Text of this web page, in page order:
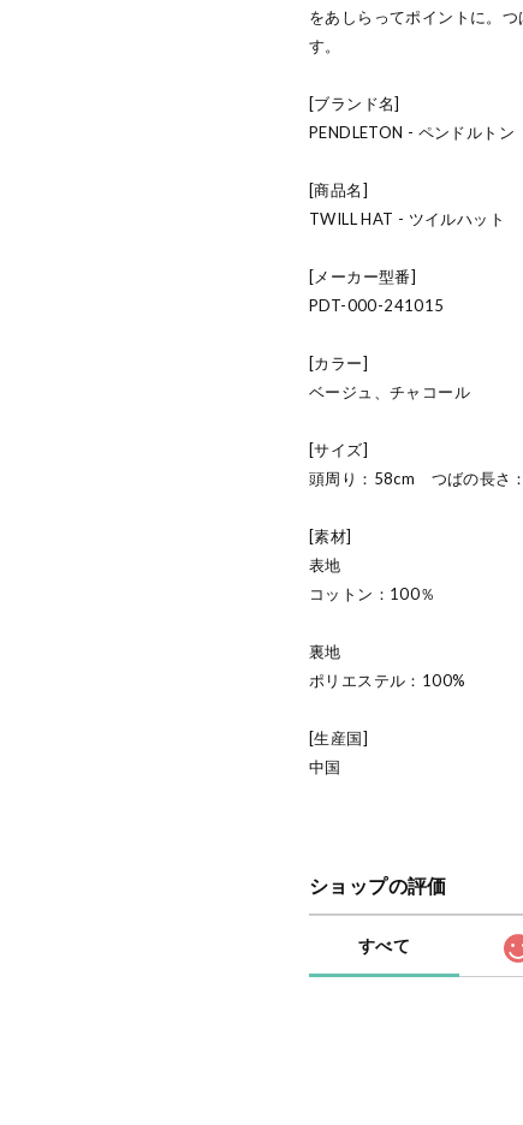
をあしらってポイントに。
す。
[ブランド名]
PENDLETON - ペンドルトン
[商品名]
TWILL HAT - ツイルハット
[メーカー型番]
PDT-000-241015
[カラー]
ベージュ、チャコール
[サイズ]
頭周り：58cm つばの長
[素材]
表地
コットン：100％
裏地
ポリエステル：100%
[生産国]
中国
ショップの評価
すべて